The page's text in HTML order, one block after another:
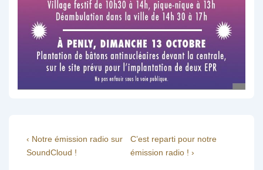
Navigation
de
Previous
Post
‹ Notre émission radio sur
SoundCloud !
Next
Post
C’est reparti pour notre
émission radio ! ›